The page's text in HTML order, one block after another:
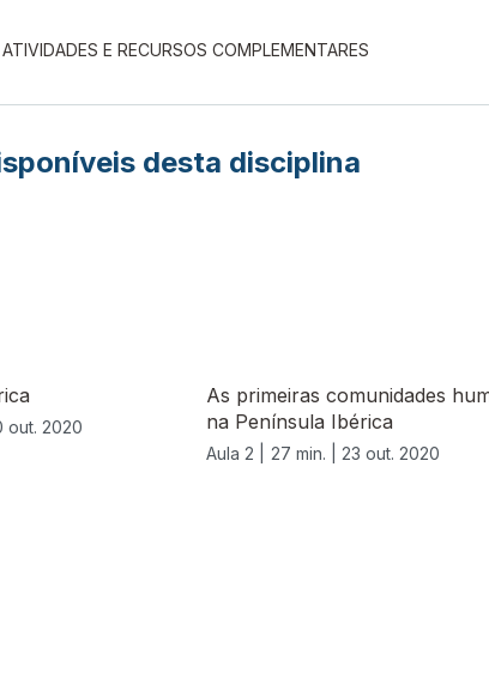
E RECURSOS COMPLEMENTARES
desta disciplina
out. 2020
As primeiras comunidades
na Península Ibérica
Aula 2 | 27 min. | 23 out. 2020